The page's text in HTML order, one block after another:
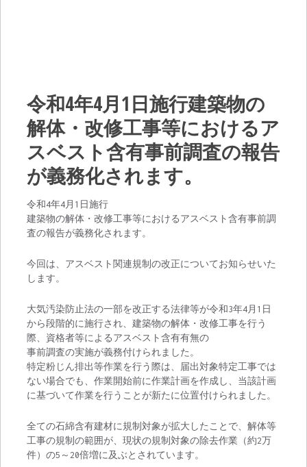
令和4年4月1日施行建築物の
解体・改修工事等におけるア
スベスト含有事前調査の報告
が義務化されます。
令和4年4月1日施行
建築物の解体・改修工事等におけるアスベスト含有事前調
査の報告が義務化されます。
今回は、アスベスト関連規制の改正についてお知らせいた
します。
大気汚染防止法の一部を改正する法律等が令和3年4月1日
から段階的に施行され、建築物の解体・改修工事を行う
際、資格者等によるアスベスト含有有無の
事前調査の実施が義務付けられました。
特定粉じん排出等作業を行う際は、届出対象特定工事では
ない場合でも、作業開始前に作業計画を作成し、当該計画
に基づいて作業を行うことが新たに位置付けられました。
全ての石綿含有建材に規制対象が拡大したことで、解体等
工事の規制の範囲が、現状の規制対象の除去作業（約2万
件）の5～20倍増に及ぶとされています。